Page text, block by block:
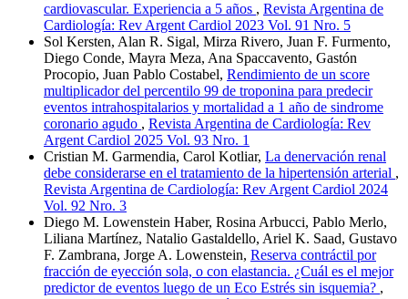
cardiovascular. Experiencia a 5 años , Revista Argentina de
Cardiología: Rev Argent Cardiol 2023 Vol. 91 Nro. 5
Sol Kersten, Alan R. Sigal, Mirza Rivero, Juan F. Furmento,
Diego Conde, Mayra Meza, Ana Spaccavento, Gastón
Procopio, Juan Pablo Costabel, Rendimiento de un score
multiplicador del percentilo 99 de troponina para predecir
eventos intrahospitalarios y mortalidad a 1 año de sindrome
coronario agudo , Revista Argentina de Cardiología: Rev
Argent Cardiol 2025 Vol. 93 Nro. 1
Cristian M. Garmendia, Carol Kotliar, La denervación renal
debe considerarse en el tratamiento de la hipertensión arterial ,
Revista Argentina de Cardiología: Rev Argent Cardiol 2024
Vol. 92 Nro. 3
Diego M. Lowenstein Haber, Rosina Arbucci, Pablo Merlo,
Liliana Martínez, Natalio Gastaldello, Ariel K. Saad, Gustavo
F. Zambrana, Jorge A. Lowenstein, Reserva contráctil por
fracción de eyección sola, o con elastancia. ¿Cuál es el mejor
predictor de eventos luego de un Eco Estrés sin isquemia? ,